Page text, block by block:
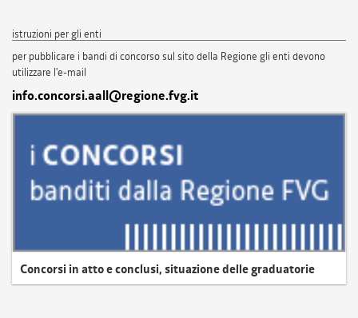
istruzioni per gli enti
per pubblicare i bandi di concorso sul sito della Regione gli enti devono
utilizzare l'e-mail
info.concorsi.aall@regione.fvg.it
Concorsi in atto e conclusi, situazione delle graduatorie